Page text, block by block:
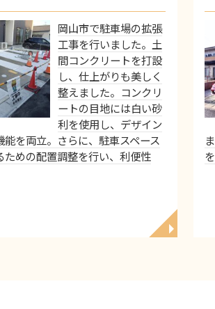
岡山市で駐車場の拡張
工事を行いました。土
間コンクリートを打設
し、仕上がりも美しく
整えました。コンクリ
ートの目地には白い砂
利を使用し、デザイン
能を両立。さらに、駐車スペース
ための配置調整を行い、利便性
◥